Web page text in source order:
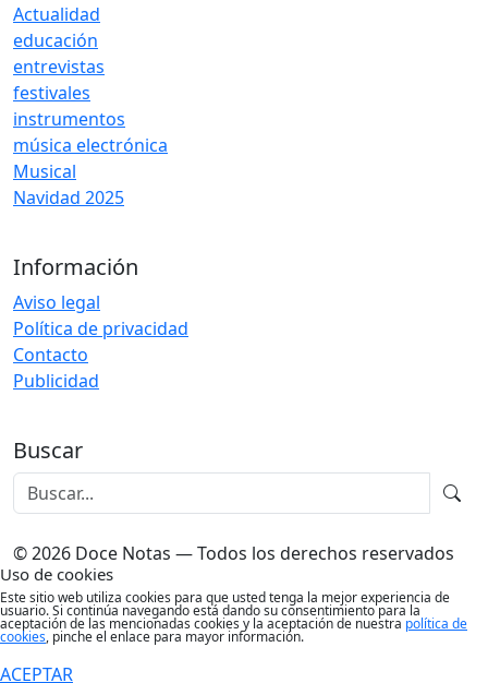
Actualidad
educación
entrevistas
festivales
instrumentos
música electrónica
Musical
Navidad 2025
Información
Aviso legal
Política de privacidad
Contacto
Publicidad
Buscar
© 2026 Doce Notas — Todos los derechos reservados
Uso de cookies
Este sitio web utiliza cookies para que usted tenga la mejor experiencia de
usuario. Si continúa navegando está dando su consentimiento para la
aceptación de las mencionadas cookies y la aceptación de nuestra política de
cookies, pinche el enlace para mayor información.
ACEPTAR